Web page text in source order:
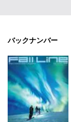
バックナンバー